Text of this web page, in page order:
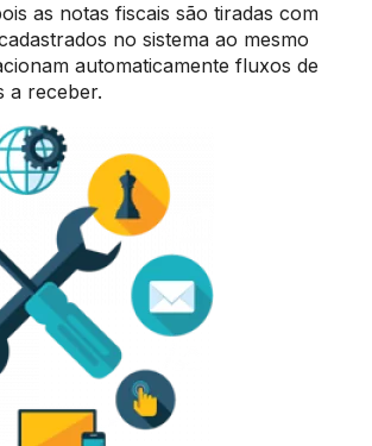
as notas fiscais são tiradas com
no sistema ao mesmo
automaticamente fluxos de
a receber.